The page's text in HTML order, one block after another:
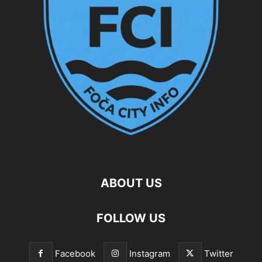
ABOUT US
FOLLOW US
Facebook Instagram Twitter